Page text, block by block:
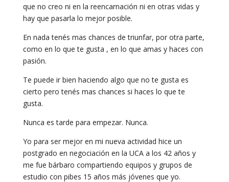
que no creo ni en la reencarnación ni en otras vidas y
hay que pasarla lo mejor posible.
En nada tenés mas chances de triunfar, por otra parte,
como en lo que te gusta , en lo que amas y haces con
pasión.
Te puede ir bien haciendo algo que no te gusta es
cierto pero tenés mas chances si haces lo que te
gusta.
Nunca es tarde para empezar. Nunca.
Yo para ser mejor en mi nueva actividad hice un
postgrado en negociación en la UCA a los 42 años y
me fue bárbaro compartiendo equipos y grupos de
estudio con pibes 15 años más jóvenes que yo.